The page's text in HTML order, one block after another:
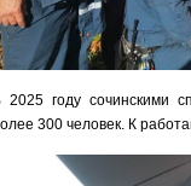
2025 году сочинскими
300 человек. К